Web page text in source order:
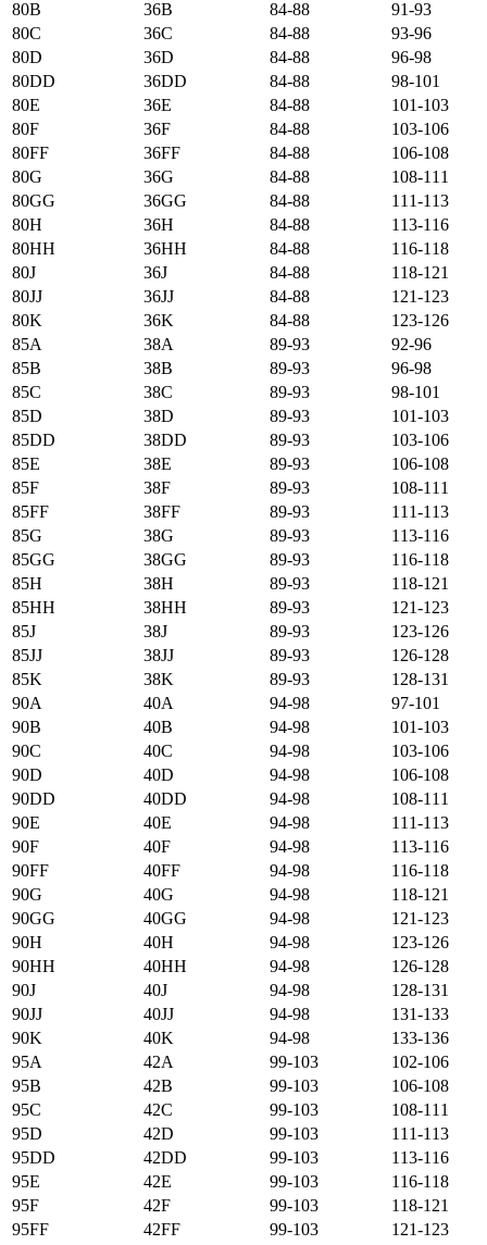
80B
36B 84-88
91-93
80C
36C 84-88
93-96
80D
36D 84-88
96-98
80DD
36DD 84-88
98-101
80E
36E 84-88
101-103
80F
36F 84-88
103-106
80FF
36FF 84-88
106-108
80G
36G 84-88
108-111
80GG
36GG 84-88
111-113
80H
36H 84-88
113-116
80HH
36HH 84-88
116-118
80J
36J 84-88
118-121
80JJ
36JJ 84-88
121-123
80K
36K 84-88
123-126
85А
38А 89-93
92-96
85B
38B 89-93
96-98
85C
38C 89-93
98-101
85D
38D 89-93
101-103
85DD
38DD 89-93
103-106
85E
38E 89-93
106-108
85F
38F 89-93
108-111
85FF
38FF 89-93
111-113
85G
38G 89-93
113-116
85GG
38GG 89-93
116-118
85H
38H 89-93
118-121
85HH
38HH 89-93
121-123
85J
38J 89-93
123-126
85JJ
38JJ 89-93
126-128
85K
38K 89-93
128-131
90А
40А 94-98
97-101
90B
40B 94-98
101-103
90C
40C 94-98
103-106
90D
40D 94-98
106-108
90DD
40DD 94-98
108-111
90E
40E 94-98
111-113
90F
40F 94-98
113-116
90FF
40FF 94-98
116-118
90G
40G 94-98
118-121
90GG
40GG 94-98
121-123
90H
40H 94-98
123-126
90HH
40HH 94-98
126-128
90J
40J 94-98
128-131
90JJ
40JJ 94-98
131-133
90K
40K 94-98
133-136
95А
42А 99-103
102-106
95B
42B 99-103
106-108
95C
42C 99-103
108-111
95D
42D 99-103
111-113
95DD
42DD 99-103
113-116
95E
42E 99-103
116-118
95F
42F 99-103
118-121
95FF
42FF 99-103
121-123